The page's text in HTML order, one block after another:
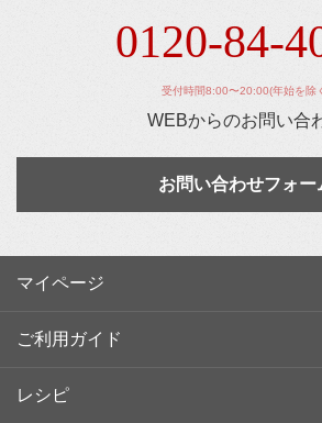
0120-84-
受付時間8:00〜20:00(年始を除
WEBからのお問い合
お問い合わせフォー
マイページ
ご利用ガイド
レシピ